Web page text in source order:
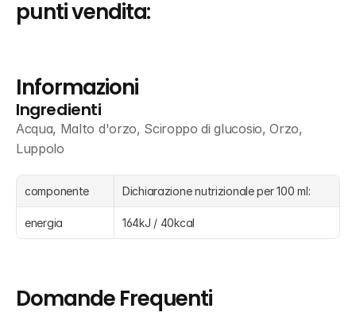
punti vendita:
Informazioni
Ingredienti
Acqua, Malto d'orzo, Sciroppo di glucosio, Orzo,
Luppolo
componente Dichiarazione nutrizionale per 100 ml:
energia 164kJ / 40kcal
Domande Frequenti